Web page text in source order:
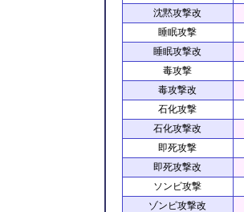
沈黙攻撃改
睡眠攻撃
睡眠攻撃改
毒攻撃
毒攻撃改
石化攻撃
石化攻撃改
即死攻撃
即死攻撃改
ソンビ攻撃
ゾンビ攻撃改